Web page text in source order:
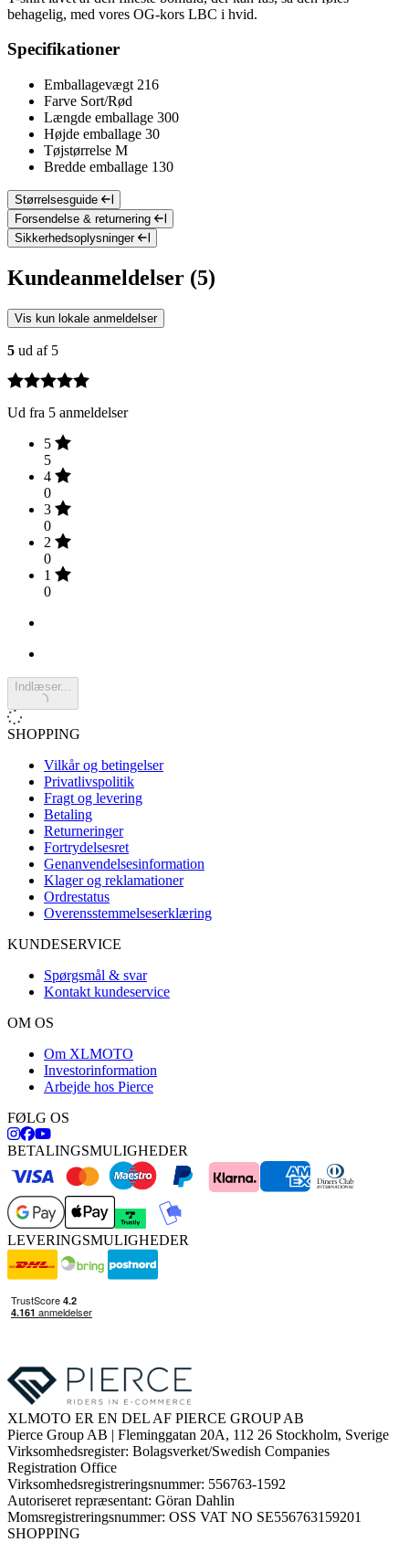
behagelig, med vores OG-kors LBC i hvid.
Specifikationer
Emballagevægt 216
Farve Sort/Rød
Længde emballage 300
Højde emballage 30
Tøjstørrelse M
Bredde emballage 130
Størrelsesguide
Forsendelse & returnering
Sikkerhedsoplysninger
Kundeanmeldelser (5)
Vis kun lokale anmeldelser
5 ud af 5
Ud fra 5 anmeldelser
5
5
4
0
3
0
2
0
1
0
Indlæser...
SHOPPING
Vilkår og betingelser
Privatlivspolitik
Fragt og levering
Betaling
Returneringer
Fortrydelsesret
Genanvendelsesinformation
Klager og reklamationer
Ordrestatus
Overensstemmelseserklæring
KUNDESERVICE
Spørgsmål & svar
Kontakt kundeservice
OM OS
Om XLMOTO
Investorinformation
Arbejde hos Pierce
FØLG OS
BETALINGSMULIGHEDER
LEVERINGSMULIGHEDER
XLMOTO ER EN DEL AF PIERCE GROUP AB
Pierce Group AB | Fleminggatan 20A, 112 26 Stockholm, Sverige
Virksomhedsregister: Bolagsverket/Swedish Companies
Registration Office
Virksomhedsregistreringsnummer: 556763-1592
Autoriseret repræsentant: Göran Dahlin
Momsregistreringsnummer: OSS VAT NO SE556763159201
SHOPPING